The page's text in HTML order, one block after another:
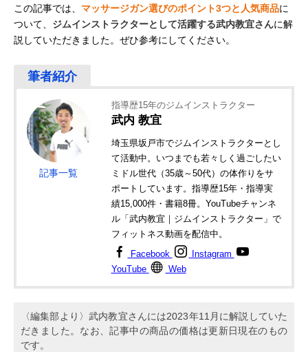
この記事では、 マッサージガン選びのポイント3つと人気商品に
ついて、 ジムインストラクターとして活躍する武内教宜さんに解
説していただきました。ぜひ参考にしてください。
記事一覧
指導歴15年のジムインストラクター
武内 教宜
埼玉県坂戸市でジムインストラクターとし
て活動中。いつまでも若々しく過ごしたい
ミドル世代（35歳～50代）の体作りをサ
ポートしています。指導歴15年・指導実
績15,000件・書籍8冊。YouTubeチャンネ
ル「武内教宜｜ジムインストラクター」で
フィットネス動画を配信中。
Facebook
Instagram
YouTube
Web
〈編集部より〉武内教宜さんには2023年11月に解説していた
だきました。なお、記事中の商品の価格は更新日現在のもの
です。